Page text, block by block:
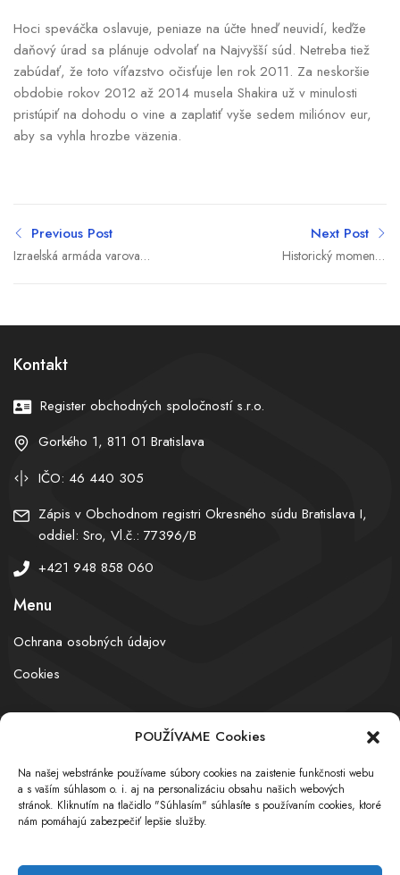
POUŽÍVAME Cookies
Na našej webstránke používame súbory cookies na zaistenie funkčnosti webu
a s vaším súhlasom o. i. aj na personalizáciu obsahu našich webových
stránok. Kliknutím na tlačidlo "Súhlasím" súhlasíte s používaním cookies, ktoré
nám pomáhajú zabezpečiť lepšie služby.
Hoci speváčka oslavuje, peniaze na účte hneď neuvidí, keďže
daňový úrad sa plánuje odvolať na Najvyšší súd. Netreba tiež
zabúdať, že toto víťazstvo očisťuje len rok 2011. Za neskoršie
obdobie rokov 2012 až 2014 musela Shakira už v minulosti
pristúpiť na dohodu o vine a zaplatiť vyše sedem miliónov eur,
aby sa vyhla hrozbe väzenia.
Previous Post
Izraelská armáda varovala
Next Post
Historický moment v
Kontakt
Register obchodných spoločností s.r.o.
Gorkého 1, 811 01 Bratislava
IČO: 46 440 305
Zápis v Obchodnom registri Okresného súdu Bratislava I,
oddiel: Sro, Vl.č.: 77396/B
+421 948 858 060
Menu
Ochrana osobných údajov
Cookies